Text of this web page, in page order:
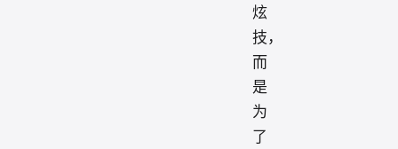
炫
技，
而
是
为
了